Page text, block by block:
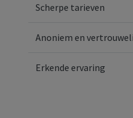
Scherpe tarieven
Anoniem en
Erkende ervaring